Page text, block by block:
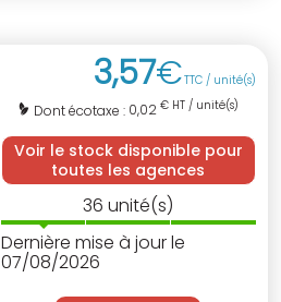
3,57€TTC / unité(s)
Dont écotaxe : 0,02 € HT / unité(s)
Voir le stock disponible pour
toutes les agences
36 unité(s)
Dernière mise à jour le
07/08/2026